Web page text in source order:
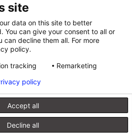
zzgl. Versandkosten, wenn
anders angegeben.
Verlag GmbH & Co. KG
site
data on this site to better
You can give your consent to all or
can decline them all. For more
policy.
tracking Remarketing
Accept all
Decline all
policy